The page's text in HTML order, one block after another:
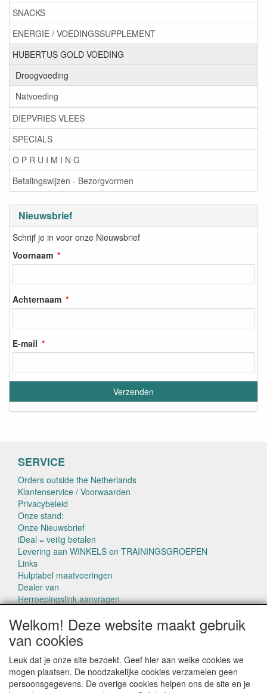
SNACKS
ENERGIE / VOEDINGSSUPPLEMENT
HUBERTUS GOLD VOEDING
Droogvoeding
Natvoeding
DIEPVRIES VLEES
SPECIALS
O P R U I M I N G
Betalingswijzen - Bezorgvormen
Nieuwsbrief
Schrijf je in voor onze Nieuwsbrief
Voornaam
Achternaam
E-mail
SERVICE
Orders outside the Netherlands
Klantenservice / Voorwaarden
Privacybeleid
Onze stand:
Onze Nieuwsbrief
iDeal = veilig betalen
Levering aan WINKELS en TRAININGSGROEPEN
Links
Hulptabel maatvoeringen
Dealer van
Herroepingslink aanvragen
CONTACTGEGEVENS
Welkom! Deze website maakt gebruik
van cookies
Leuk dat je onze site bezoekt. Geef hier aan welke cookies we
mogen plaatsen. De noodzakelijke cookies verzamelen geen
persoonsgegevens. De overige cookies helpen ons de site en je